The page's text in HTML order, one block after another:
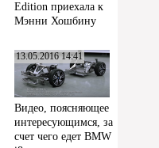
Edition приехала к
Мэнни Хошбину
13.05.2016 14:41
Видео, поясняющее
интересующимся, за
счет чего едет BMW